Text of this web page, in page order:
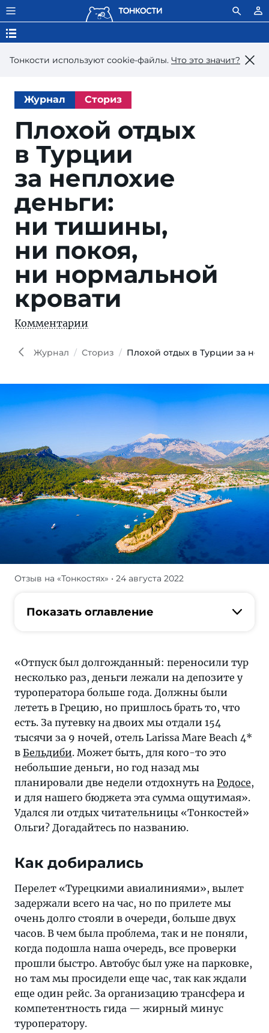
Тонкости используют сookie-файлы. Что это значит?
Журнал Сториз
Плохой отдых
в Турции
за неплохие
деньги:
ни тишины,
ни покоя,
ни нормальной
кровати
Комментарии
Журнал Сториз Плохой отдых в Турции за
Отпуск
долгожданный:
несколько
лежали
туроператора
Должны
были
Грецию,
пришлось
брать
то,
что
есть
Отзыв на «Тонкостях» • 24 августа 2022
Показать оглавление
«Отпуск был долгожданный: переносили тур
несколько раз, деньги лежали на депозите у
туроператора больше года. Должны были
лететь в Грецию, но пришлось брать то, что
есть. За путевку на двоих мы отдали 154
тысячи за 9 ночей, отель Larissa Mare Beach 4*
в Бельдиби. Может быть, для кого-то это
небольшие деньги, но год назад мы
планировали две недели отдохнуть на Родосе,
и для нашего бюджета эта сумма ощутимая».
Удался ли отдых читательницы «Тонкостей»
Ольги? Догадайтесь по названию.
Как добирались
Перелет «Турецкими авиалиниями», вылет
задержали всего на час, но по прилете мы
очень долго стояли в очереди, больше двух
часов. В чем была проблема, так и не поняли,
когда подошла наша очередь, все проверки
прошли быстро. Автобус был уже на парковке,
но там мы просидели еще час, так как ждали
еще один рейс. За организацию трансфера и
компетентность гида — жирный минус
туроператору.